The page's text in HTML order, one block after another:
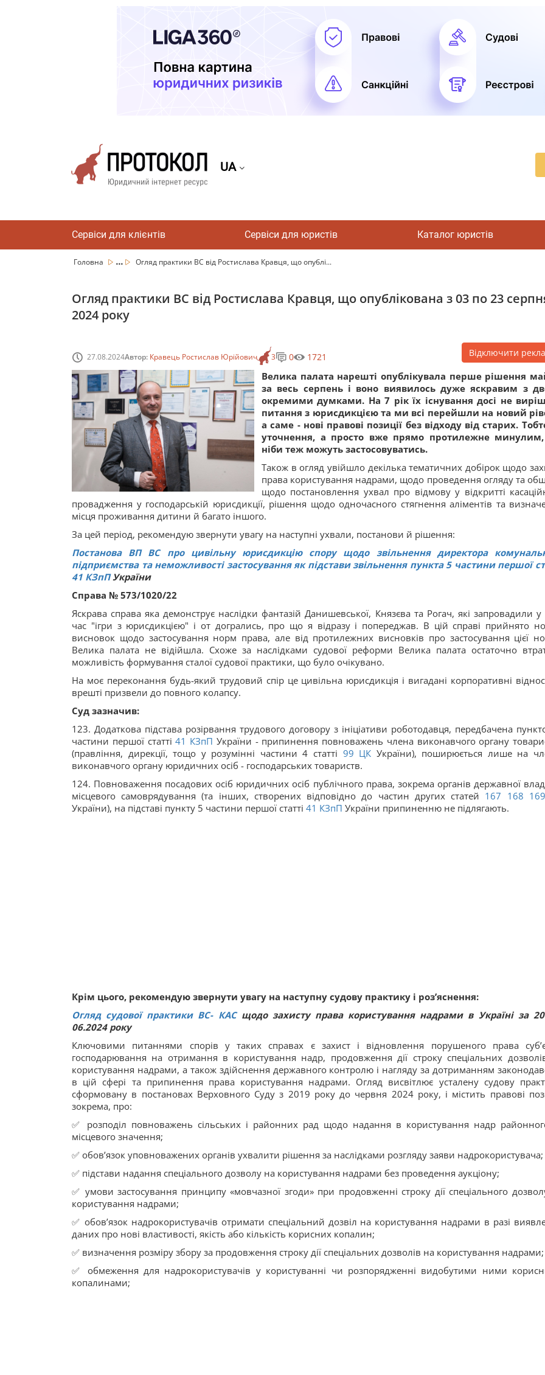
UA
Сервіси для клієнтів Сервіси для юристів Каталог юристів
Головна ... Огляд практики ВС від Ростислава Кравця, що опублі...
Огляд практики ВС від Ростислава Кравця, що опублікована з 03 по 23
2024 року
27.08.2024Автор: Кравець Ростислав Юрійович 3 0 1721 Відключити
Велика палата нарешті опублікувала перше рішення
за весь серпень і воно виявилось дуже яскравим з
окремими думками. На 7 рік їх існування досі не
питання з юрисдикцією та ми всі перейшли на новий
а саме - нові правові позиції без відходу від старих.
уточнення, а просто вже прямо протилежне минулим,
ніби теж можуть застосовуватись.
Також в огляд увійшло декілька тематичних добірок щодо
права користування надрами, щодо проведення огляду та
щодо постановлення ухвал про відмову у відкритті
провадження у господарській юрисдикції, рішення щодо одночасного стягнення аліментів та
місця проживання дитини й багато іншого.
За цей період, рекомендую звернути увагу на наступні ухвали, постанови й рішення:
Постанова ВП ВС про цивільну юрисдикцію спору щодо звільнення директора
підприємства та неможливості застосування як підстави звільнення пункта 5 частини першої
41 КЗпПУкраїни
Справа № 573/1020/22
Яскрава справа яка демонструє наслідки фантазій Данишевської, Князєва та Рогач, які запровадили у
час "ігри з юрисдикцією" і от догрались, про що я відразу і попереджав. В цій справі прийнято
висновок щодо застосування норм права, але від протилежних висновків про застосування цієї
Велика палата не відійшла. Схоже за наслідками судової реформи Велика палата остаточно
можливість формування сталої судової практики, що було очікувано.
На моє переконання будь-який трудовий спір це цивільна юрисдикція і вигадані корпоративні
врешті призвели до повного колапсу.
Суд зазначив:
123. Додаткова підстава розірвання трудового договору з ініціативи роботодавця, передбачена
частини першої статті 41 КЗпП України - припинення повноважень члена виконавчого органу
(правління, дирекції, тощо у розумінні частини 4 статті 99 ЦК України), поширюється лише на
виконавчого органу юридичних осіб - господарських товариств.
124. Повноваження посадових осіб юридичних осіб публічного права, зокрема органів державної
місцевого самоврядування (та інших, створених відповідно до частин других статей 167 168 169
України), на підставі пункту 5 частини першої статті 41 КЗпП України припиненню не підлягають.
Крім цього, рекомендую звернути увагу на наступну судову практику і роз’яснення:
Огляд судової практики ВС- КАСщодо захисту права користування надрами в Україні за
06.2024 року
Ключовими питаннями спорів у таких справах є захист і відновлення порушеного права
господарювання на отримання в користування надр, продовження дії строку спеціальних
користування надрами, а також здійснення державного контролю і нагляду за дотриманням
в цій сфері та припинення права користування надрами. Огляд висвітлює усталену судову
сформовану в постановах Верховного Суду з 2019 року до червня 2024 року, і містить правові
зокрема, про:
✅ розподіл повноважень сільських і районних рад щодо надання в користування надр
місцевого значення;
✅ обов’язок уповноважених органів ухвалити рішення за наслідками розгляду заяви надрокористувача;
✅ підстави надання спеціального дозволу на користування надрами без проведення аукціону;
✅ умови застосування принципу «мовчазної згоди» при продовженні строку дії спеціального
користування надрами;
✅ обов’язок надрокористувачів отримати спеціальний дозвіл на користування надрами в разі
даних про нові властивості, якість або кількість корисних копалин;
✅ визначення розміру збору за продовження строку дії спеціальних дозволів на користування надрами;
✅ обмеження для надрокористувачів у користуванні чи розпорядженні видобутими ними
копалинами;